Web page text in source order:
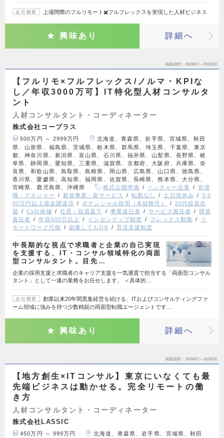
会社概要 上場間際のフルリモート✖️フルフレックスを実現した人材ビジネス
興味あり 詳細へ
掲載期間 26/08/07～26/08/20
【フルリモ×フルフレックス/ノルマ・KPIな
し／年収3000万可】IT特化型人材コンサルタ
ント
人材コンサルタント・コーディネーター
株式会社コープラス
500万円 ～ 2999万円
北海道、青森県、岩手県、宮城県、秋田
県、山形県、福島県、茨城県、栃木県、群馬県、埼玉県、千葉県、東京
都、神奈川県、新潟県、富山県、石川県、福井県、山梨県、長野県、岐
阜県、静岡県、愛知県、三重県、滋賀県、京都府、大阪府、兵庫県、奈
良県、和歌山県、鳥取県、島根県、岡山県、広島県、山口県、徳島県、
香川県、愛媛県、高知県、福岡県、佐賀県、長崎県、熊本県、大分県、
宮崎県、鹿児島県、沖縄県
株式公開準備 ベンチャー企業
管理
職・マネジャー
新規事業・新サービス 転勤なし 土日祝休み
3,0
00万円以上資金調達済
ポテンシャル採用（未経験可）
20代役員在
籍
CxO候補 社長・役員直下 事業責任者 サービス責任者
開発
責任者
年収600万以上 インセンティブ制度 フレックス勤務
リ
モートワーク可能
副業してもOK 育児支援制度
中長期的な視点で求職者と企業の自己実現
を支援する、IT・コンサル領域特化の両面
型コンサルタント。目先…
企業の採用支援と求職者のキャリア支援を一気通貫で担当する「両面型コンサル
タント」として一連の業務をお任せします。 ＜具体的…
会社概要
創業以来20年間黒集経営を続ける、ITおよびコンサルティングファ
ーム領域に強みを持つ少数精鋭の両面型転職エージェントです…
興味あり 詳細へ
掲載期間 26/08/07～26/08/20
【地方創生×ITコンサル】東京にいなくても最
先端ビジネスは動かせる。完全リモートの働
き方
人材コンサルタント・コーディネーター
株式会社LASSIC
450万円 ～ 999万円
北海道、青森県、岩手県、宮城県、秋田